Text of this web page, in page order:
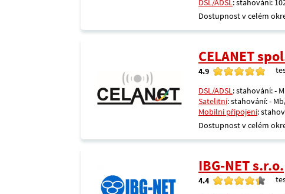
DSL/ADSL: stahování:
Dostupnost v celém
CELANET
4.9
DSL/ADSL: stahování: -
Satelitní: stahování: -
Mobilní připojení:
Dostupnost v celém
IBG-NET s.r.o.
4.4